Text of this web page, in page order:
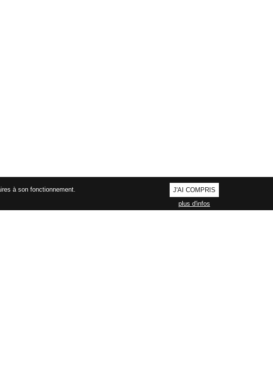
à son fonctionnement.
J'AI COMPRIS
plus d'infos